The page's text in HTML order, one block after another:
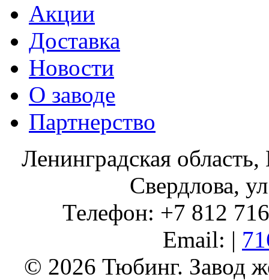
Акции
Доставка
Новости
О заводе
Партнерство
Ленинградская
Свердлова,
Телефон: +7 812
Email: |
© 2026 Тюбинг. Завод